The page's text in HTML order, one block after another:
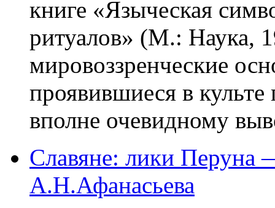
книге «Языческая
ритуалов» (М.: Наука,
мировоззренческие
проявившиеся в
вполне очевидному
Славяне: лики Перуна
А.Н.Афанасьева